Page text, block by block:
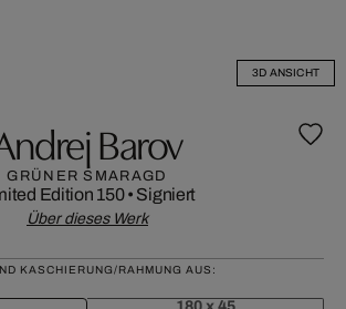
3D ANSICHT
Barov
GRÜNER SMARAGD
Edition 150• Signiert
Über dieses Werk
KASCHIERUNG/RAHMUNG AUS: